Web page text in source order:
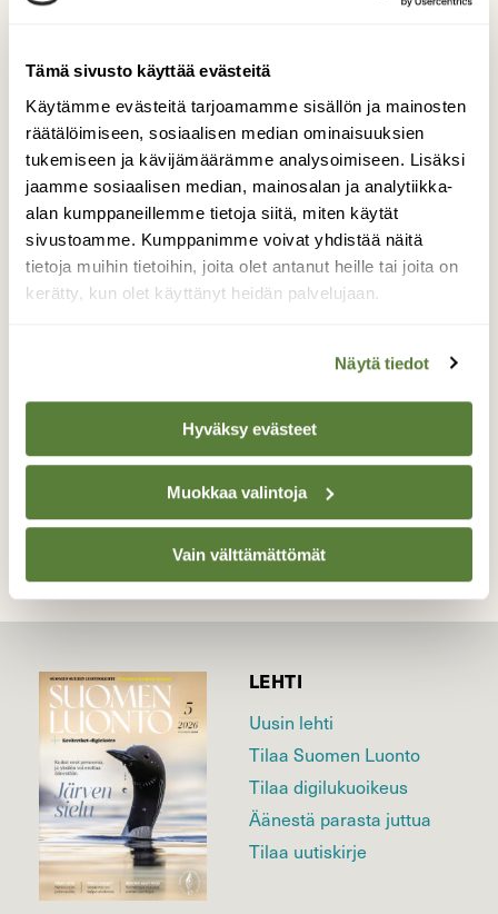
Tämä sivusto käyttää evästeitä
Käytämme evästeitä tarjoamamme sisällön ja mainosten
räätälöimiseen, sosiaalisen median ominaisuuksien
tukemiseen ja kävijämäärämme analysoimiseen. Lisäksi
jaamme sosiaalisen median, mainosalan ja analytiikka-
alan kumppaneillemme tietoja siitä, miten käytät
sivustoamme. Kumppanimme voivat yhdistää näitä
tietoja muihin tietoihin, joita olet antanut heille tai joita on
kerätty, kun olet käyttänyt heidän palvelujaan.
Näytä tiedot
Hyväksy evästeet
Muokkaa valintoja
Vain välttämättömät
Pihlajaperhonen
Ensimmäistä kertaa tuli tällainen
pihlajaperhonen minulle vastaan. Ihmettelin
mistä punainen väri olisi saattanut joutua
perhosen siipiin. Asiantuntijalta sain kuulla,
"että ruumiinneste, jolla vastakuoriutunut
perhonen pumppaa siivet lentokuntoon on
Valokuvaaja: Maarit Siitonen, Kouvola 27.6.25
TAKAISIN LISTAAN
LEHTI
Uusin lehti
Tilaa Suomen Luonto
Tilaa digilukuoikeus
Äänestä parasta juttua
Tilaa uutiskirje